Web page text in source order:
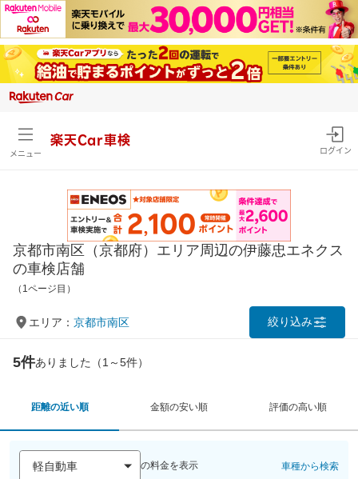
メニュー
楽天Car車検
ログイン
京都市南区（京都府）エリア周辺の伊藤忠エネクス
の車検店舗
（1ページ目）
エリア： 京都市南区 絞り込み
5件ありました（1～5件）
距離の近い順 金額の安い順 評価の高い順
の料金を表示 車種から検索